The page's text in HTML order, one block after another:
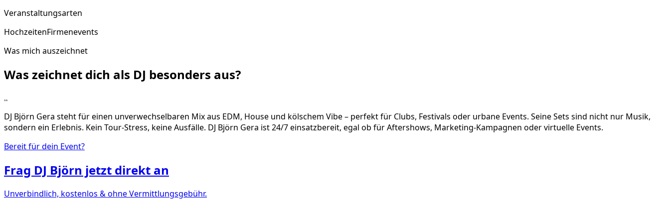
Veranstaltungsarten
HochzeitenFirmenevents
Was mich auszeichnet
Was zeichnet dich als DJ besonders aus?
„
DJ Björn Gera steht für einen unverwechselbaren Mix aus EDM, House und kölschem Vibe – perfekt für Clubs, Festivals oder urbane Events. Seine Sets sind nicht nur Musik,
sondern ein Erlebnis. Kein Tour-Stress, keine Ausfälle. DJ Björn Gera ist 24/7 einsatzbereit, egal ob für Aftershows, Marketing-Kampagnen oder virtuelle Events.
Bereit für dein Event?
Frag DJ Björn jetzt direkt an
Unverbindlich, kostenlos & ohne Vermittlungsgebühr.